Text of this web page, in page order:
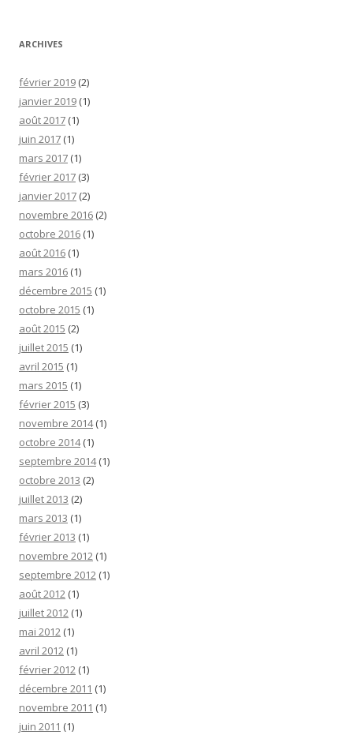
ARCHIVES
février 2019 (2)
janvier 2019 (1)
août 2017 (1)
juin 2017 (1)
mars 2017 (1)
février 2017 (3)
janvier 2017 (2)
novembre 2016 (2)
octobre 2016 (1)
août 2016 (1)
mars 2016 (1)
décembre 2015 (1)
octobre 2015 (1)
août 2015 (2)
juillet 2015 (1)
avril 2015 (1)
mars 2015 (1)
février 2015 (3)
novembre 2014(1)
octobre 2014(1)
septembre 2014(1)
octobre 2013 (2)
juillet 2013 (2)
mars 2013 (1)
février 2013 (1)
novembre 2012 (1)
septembre 2012 (1)
août 2012 (1)
juillet 2012 (1)
mai 2012 (1)
avril 2012 (1)
février 2012 (1)
décembre 2011 (1)
novembre 2011 (1)
juin 2011 (1)